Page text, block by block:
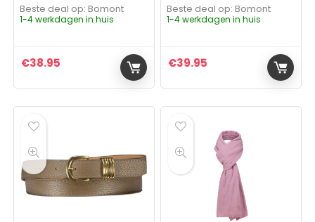
Beste deal op:
Bomont
1-4 werkdagen in huis
€38.95
Beste deal op:
Bomont
1-4 werkdagen in huis
€39.95